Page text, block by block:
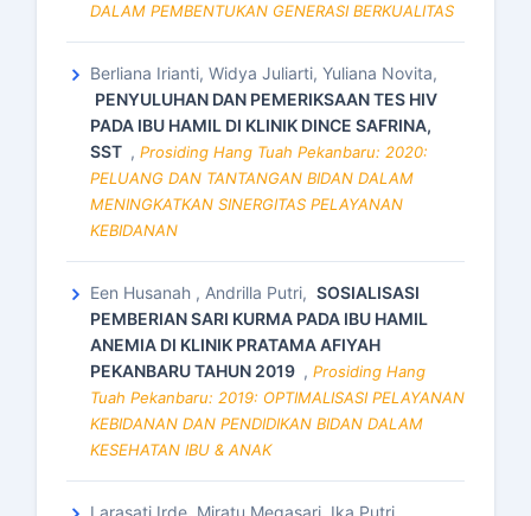
DALAM PEMBENTUKAN GENERASI BERKUALITAS
Berliana Irianti, Widya Juliarti, Yuliana Novita,
PENYULUHAN DAN PEMERIKSAAN TES HIV
PADA IBU HAMIL DI KLINIK DINCE SAFRINA,
SST , Prosiding Hang Tuah Pekanbaru: 2020:
PELUANG DAN TANTANGAN BIDAN DALAM
MENINGKATKAN SINERGITAS PELAYANAN
KEBIDANAN
Een Husanah , Andrilla Putri, SOSIALISASI
PEMBERIAN SARI KURMA PADA IBU HAMIL
ANEMIA DI KLINIK PRATAMA AFIYAH
PEKANBARU TAHUN 2019 , Prosiding Hang
Tuah Pekanbaru: 2019: OPTIMALISASI PELAYANAN
KEBIDANAN DAN PENDIDIKAN BIDAN DALAM
KESEHATAN IBU & ANAK
Larasati Irde, Miratu Megasari, Ika Putri